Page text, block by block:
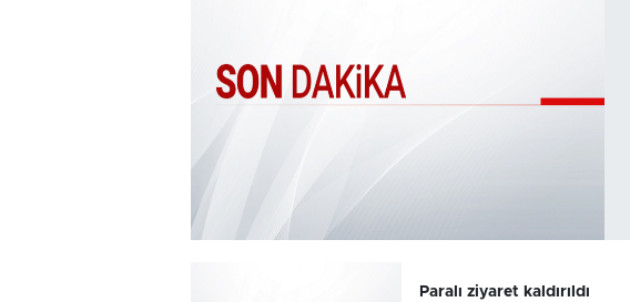
Paralı ziyaret kaldırıldı